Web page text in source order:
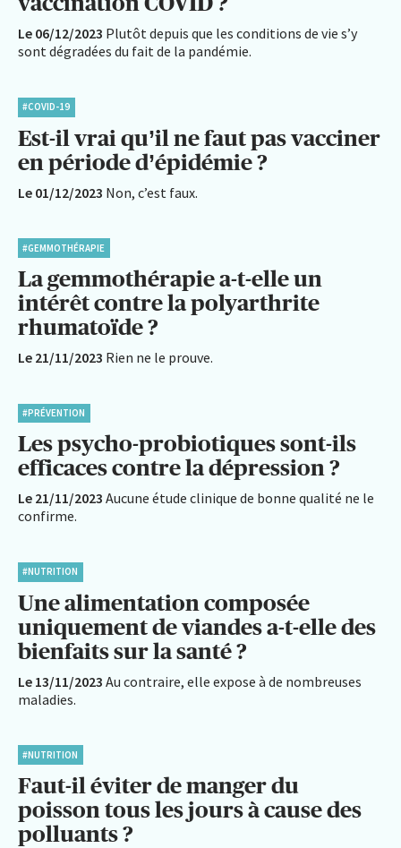
Le 06/12/2023 Plutôt depuis que les conditions de vie s’y
sont dégradées du fait de la pandémie.
#COVID-19
Est-il vrai qu’il ne faut pas vacciner
en période d’épidémie ?
Le 01/12/2023 Non, c’est faux.
#GEMMOTHÉRAPIE
La gemmothérapie a-t-elle un
intérêt contre la polyarthrite
rhumatoïde ?
Le 21/11/2023 Rien ne le prouve.
#PRÉVENTION
Les psycho-probiotiques sont-ils
efficaces contre la dépression ?
Le 21/11/2023 Aucune étude clinique de bonne qualité ne le
confirme.
#NUTRITION
Une alimentation composée
uniquement de viandes a-t-elle des
bienfaits sur la santé ?
Le 13/11/2023 Au contraire, elle expose à de nombreuses
maladies.
#NUTRITION
Faut-il éviter de manger du
poisson tous les jours à cause des
polluants ?